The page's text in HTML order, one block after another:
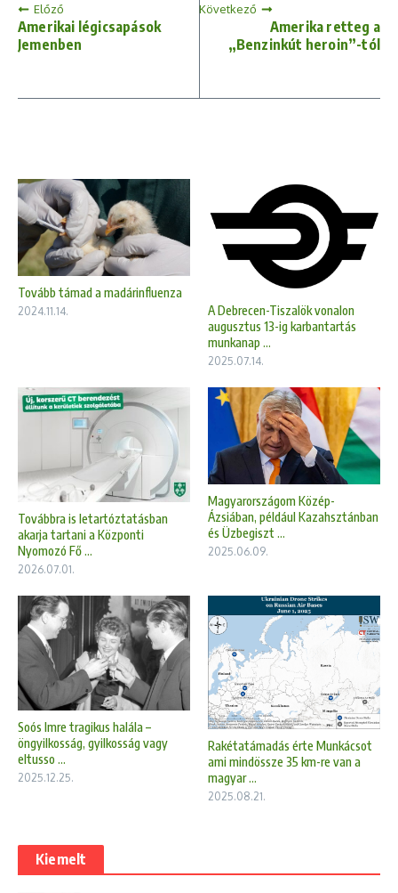
Előző
Amerikai légicsapások
Jemenben
Következő
Amerika retteg a
„Benzinkút heroin”-tól
Tovább támad a madárinfluenza
2024.11.14.
A Debrecen-Tiszalök vonalon
augusztus 13-ig karbantartás
munkanap ...
2025.07.14.
Továbbra is letartóztatásban
akarja tartani a Központi
Nyomozó Fő ...
2026.07.01.
Magyarországom Közép-
Ázsiában, például Kazahsztánban
és Üzbegiszt ...
2025.06.09.
Soós Imre tragikus halála –
öngyilkosság, gyilkosság vagy
eltusso ...
2025.12.25.
Rakétatámadás érte Munkácsot
ami mindössze 35 km-re van a
magyar ...
2025.08.21.
Kiemelt